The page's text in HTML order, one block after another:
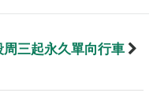
三起永久單向行車